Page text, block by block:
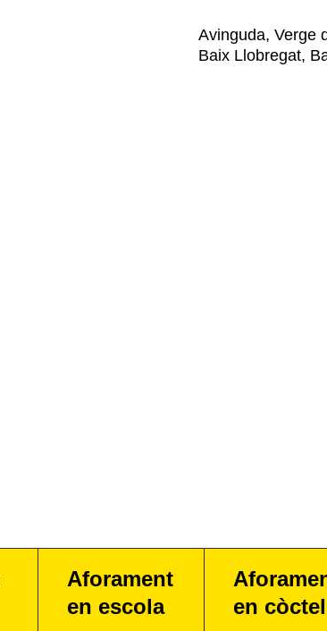
Avinguda, Verge
Baix Llobregat,
Aforament
en escola
en còctel